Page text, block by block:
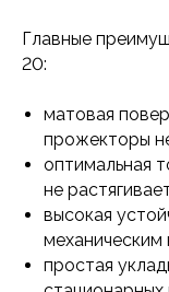
Главные
20:
матовая
прожекторы
оптимальная
не
высокая
механическим
простая